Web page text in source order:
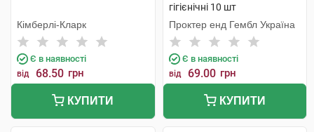
Кімберлі-Кларк
Є в наявності
від 68.50 грн
КУПИТИ
гігієнічні 10 шт
Проктер енд Гембл Україна
Є в наявності
від 69.00 грн
КУПИТИ